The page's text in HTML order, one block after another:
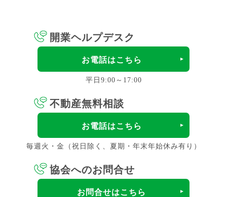
開業ヘルプデスク
お電話はこちら
平日9:00～17:00
不動産無料相談
お電話はこちら
毎週火・金（祝日除く、夏期・年末年始休み有り）
協会へのお問合せ
お問合せはこちら